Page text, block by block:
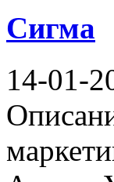
Сигма
14-01-